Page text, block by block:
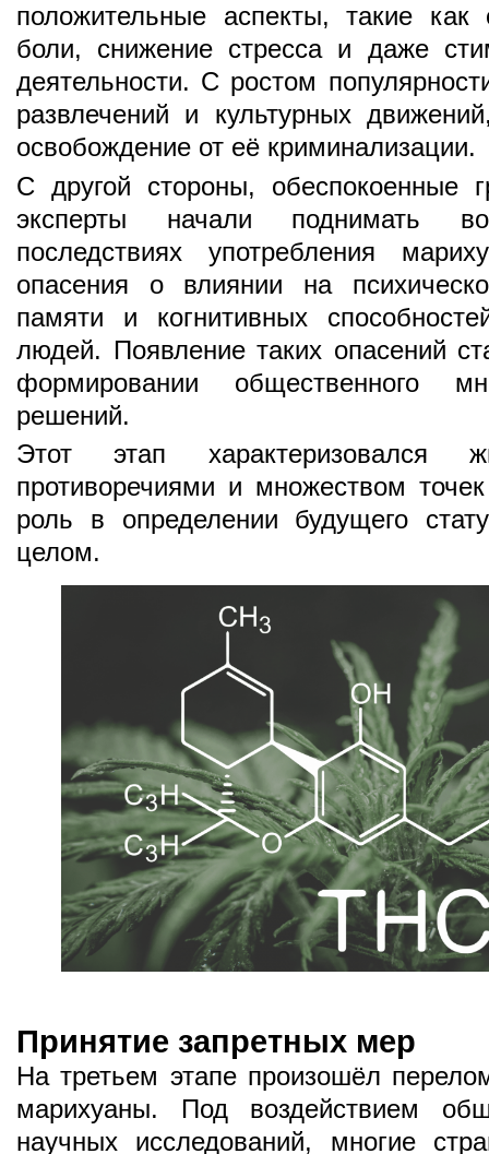
положительные аспекты, такие как
боли, снижение стресса и даже
деятельности. С ростом
развлечений и культурных
освобождение от её криминализации.
С другой стороны, обеспокоенные
эксперты начали поднимать
последствиях употребления
опасения о влиянии на
памяти и когнитивных
людей. Появление таких опасений
формировании общественного
решений.
Этот этап характеризовался
противоречиями и множеством
роль в определении будущего
целом.
Принятие запретных мер
На третьем этапе произошёл
марихуаны. Под воздействием
научных исследований, многие